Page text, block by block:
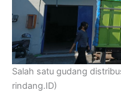
Salah satu gudang
rindang.ID)